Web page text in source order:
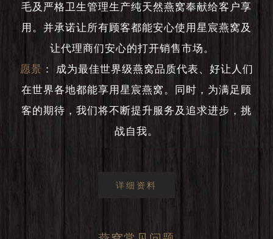
毛及严格卫生管理生产纯天然燕窝奉献给客户享
用。并承诺让所有顾客都能安心使用星宸燕窝及
让代理商们安心的打开销售市场。
愿景 ：
成为最佳世界级燕窝品质代表、好让人们
在世界各地都能享用星宸燕窝。同时，为满足顾
客的期待，我们将不断提升服务及追求进步，挑
战自我。
详细资料